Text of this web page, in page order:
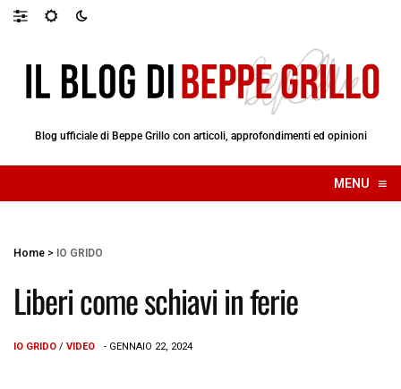
Blog ufficiale di Beppe Grillo con articoli, approfondimenti ed opinioni
MENU ≡
☰
Home > IO GRIDO
Liberi come schiavi in ferie
IO GRIDO / VIDEO - GENNAIO 22, 2024